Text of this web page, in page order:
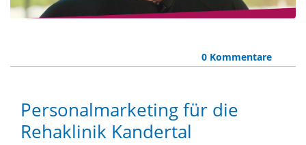
0 Kommentare
Personalmarketing für die
Rehaklinik Kandertal